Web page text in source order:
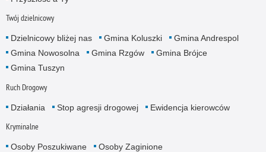
Twój dzielnicowy
Dzielnicowy bliżej nas Gmina Koluszki
Gmina Andrespol
Gmina Nowosolna
Gmina Rzgów
Gmina Brójce
Gmina Tuszyn
Ruch Drogowy
Działania Stop agresji drogowej Ewidencja kierowców
Kryminalne
Osoby Poszukiwane
Osoby Zaginione